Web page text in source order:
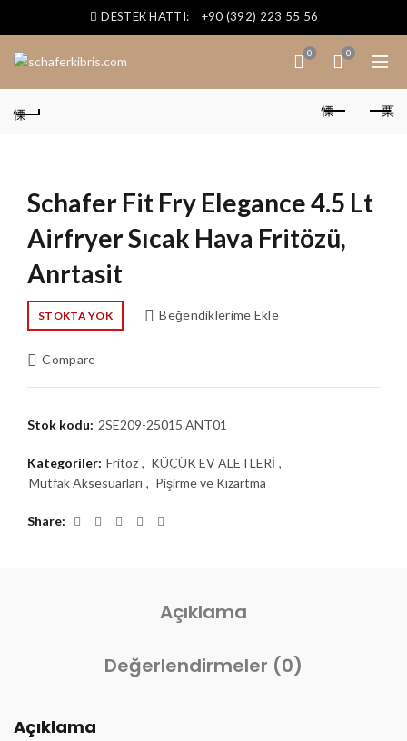
DESTEK HATTI: +90 (392) 223 55 56
0 0
Schafer Fit Fry Elegance 4.5 Lt
Airfryer Sıcak Hava Fritözü,
Anrtasit
STOKTA YOK Beğendiklerime Ekle
Compare
Stok kodu: 2SE209-25015 ANT01
Kategoriler: Fritöz , KÜÇÜK EV ALETLERİ ,
Mutfak Aksesuarları , Pişirme ve Kızartma
Share
Açıklama
Değerlendirmeler (0)
Açıklama